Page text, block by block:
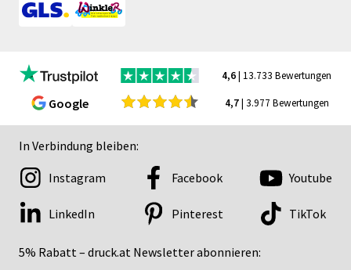
4,6| 13.733 Bewertungen
Google 4,7| 3.977 Bewertungen
In Verbindung bleiben:
5% Rabatt – druck.at Newsletter abonnieren:
Instagram Facebook Youtube
LinkedIn Pinterest TikTok